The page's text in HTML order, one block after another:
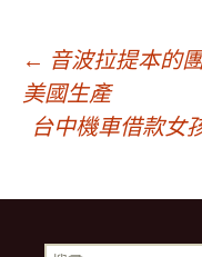
文
章
導
← 音波拉提本的
美國生產
台中機車借款女